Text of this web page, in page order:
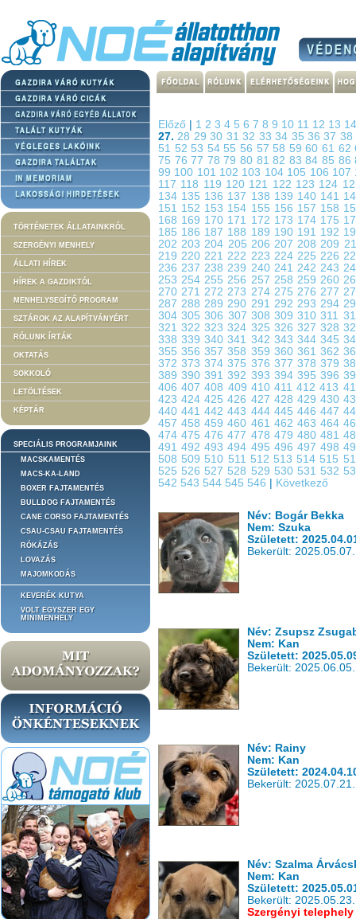
TÖRTÉNETEK ÁLLATAINKRÓL
SZERGÉNYI MENHELY
ÁLLATI HÍREK
HÍREK A GAZDIKTÓL
MENHELYSEGÍTŐ PROGRAM
SZTÁROK AZ ALAPÍTVÁNYÉRT
RÓLUNK ÍRTÁK
OKTATÁS
SOKKOLÓ
LETÖLTÉSEK
KÉPTÁR
SPECIÁLIS PROGRAMJAINK
MACSKAMENTÉS
MACS-KA-LAND
BOXER FAJTAMENTÉS
BULLDOG FAJTAMENTÉS
CANE CORSO FAJTAMENTÉS
CSAU-CSAU FAJTAMENTÉS
RÓKÁZÁS
LOVAZÁS
MAJOMKODÁS
KEVERÉK KUTYA
VOLT EGYSZER EGY
MINIMENHELY
Előző 1 2 3 4 5 6 7 8 9 10 11 12 13
27. 28 2930 3132 3334 35 3637 38
51 52 53 54 55 56 57 58 596061 62
75 7677 787980 8182 838485 86
99 100 101 102 103 104 105 106 107
117 118 119 120 121 122 123 124
134 135 136 137 138 139 140 141
151 152 153 154 155 156 157 158
168 169 170 171 172 173 174 175
185 186 187 188 189 190 191 192
202203204 205 206 207208209
219220221222 223 224 225 226
236237238239 240 241 242 243
253254255256 257 258 259 260
270271272273 274 275 276 277
287288289290 291 292 293 294
304305306 307 308 309310311
321322323324 325 326 327 328
338339340341 342 343 344 345
355356357358 359 360 361 362
372373374375 376 377 378 379
389390391392 393 394 395 396
406407408 409 410 411412413
423424425426 427 428 429 430
440441442443 444 445 446 447
457458459460 461 462 463 464
474475476477 478 479 480 481
491492493494 495 496 497 498
508 509 510 511 512 513 514 515
525 526 527 528 529 530 531 532
542 543 544 545 546 Következő
Név: Bogár Bekka
Nem: Szuka
Született:
Bekerült: 2025.05.07.
Név: Zsupsz
Nem: Kan
Született:
Bekerült: 2025.06.05.
Név: Rainy
Nem: Kan
Született:
Bekerült: 2025.07.21.
Név: Szalma
Nem: Kan
Született:
Bekerült: 2025.05.23.
Szergényi telephely